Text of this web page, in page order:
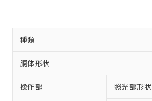
種類
胴体形状
操作部 照光部形状